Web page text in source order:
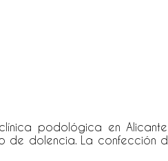
podológica en
de dolencia. La confección